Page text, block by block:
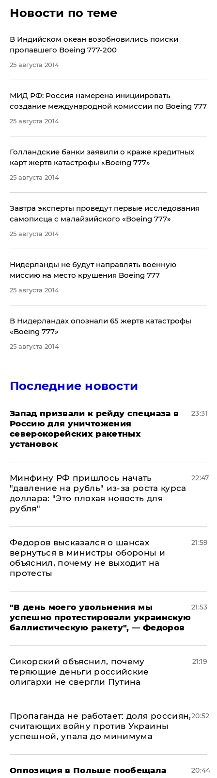
Новости по теме
В Индийском океан возобновились поиски
пропавшего Boeing 777-200
25 августа 2014
МИД РФ: Россия намерена инициировать
создание международной комиссии по Boeing 777
25 августа 2014
Голландские банки заявили о краже кредитных
карт жертв катастрофы «Boeing 777»
25 августа 2014
Завтра эксперты проведут первые исследования
самописца с малайзийского «Boeing 777»
25 августа 2014
Нидерланды не будут направлять военную
миссию на место крушения Boeing 777
25 августа 2014
В Нидерландах опознали 65 жертв катастрофы
«Boeing 777»
25 августа 2014
Последние новости
Запад призвали к рейду спецназа в
Россию для уничтожения
северокорейских ракетных
установок
23:31
Минфину РФ пришлось начать
"давление на рубль" из-за роста курса
доллара: "Это плохая новость для
рубля"
22:47
Федоров высказался о шансах
вернуться в министры обороны и
объяснил, почему не выходит на
протесты
21:59
​"В день моего увольнения мы
успешно протестировали украинскую
баллистическую ракету", — Федоров
21:53
Сикорский объяснил, почему
теряющие деньги российские
олигархи не свергли Путина
21:19
​Пропаганда не работает: доля россиян,
считающих войну против Украины
успешной, упала до минимума
20:52
Оппозиция в Польше пообещала
20:44